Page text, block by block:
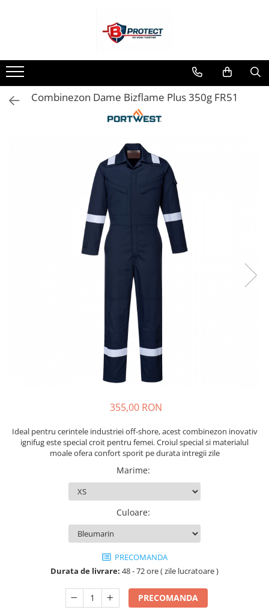
Atomizoare si pulverizatoare
Atomizoare
Pulverizatoare
Masini spalat cu presiune
Scule si unelte gradina
Motocoase
Accesorii motocoase
Foarfece de tuns gard viu si
Masini si tractorase de tuns
Motosape si motoburghie
Motoburghie
Motosapatoare
Combinezon Dame Bizflame Plus 350g FR51
355,00 RON
Ideal pentru cerintele industriei off-shore, acest combinezon inovativ
ignifug este special croit pentru femei. Croiul special si materialul
moale ofera confort sporit pe durata intregii zile
Marime:
Culoare:
PRECOMANDA
Durata de livrare: 48 - 72 ore ( zile lucratoare )
PRECOMANDA